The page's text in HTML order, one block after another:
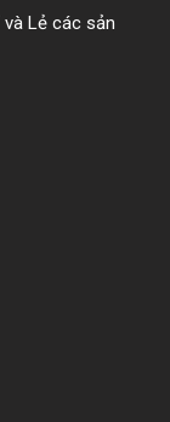
và Lẻ các sản